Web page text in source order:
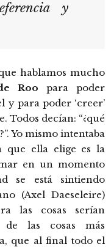
y
hablamos mucho
Roo para poder
y para poder ‘creer’
Todos decían: “¿qué
Yo mismo intentaba
que ella elige es la
en un momento
se está sintiendo
(Axel Daeseleire)
las cosas serían
de las cosas más
que al final todo el